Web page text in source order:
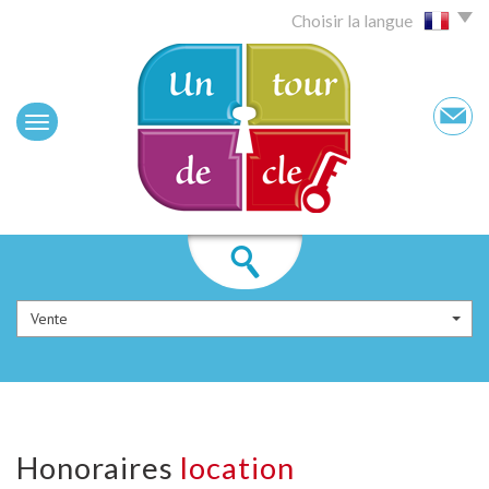
Choisir la langue
Vente
honoraires location